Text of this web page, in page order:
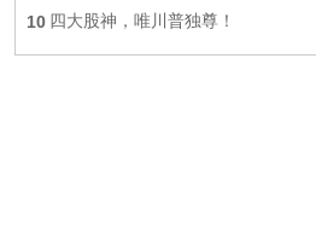
10 四大股神，唯川普独尊！